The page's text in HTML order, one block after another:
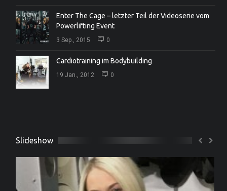
Enter The Cage – letzter Teil der Videoserie vom
Powerlifting Event
3 Sep., 2015 0
Cardiotraining im Bodybuilding
19 Jan., 2012 0
Slideshow